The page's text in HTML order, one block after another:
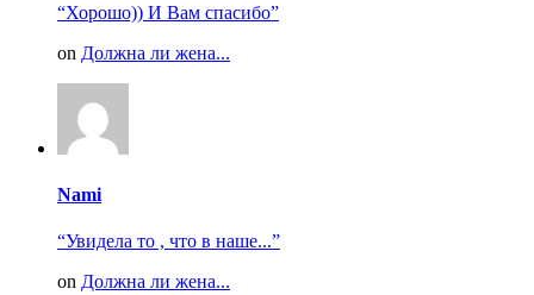
“Хорошо)) И Вам спасибо”
on Должна ли жена...
Nami
“Увидела то , что в наше...”
on Должна ли жена...